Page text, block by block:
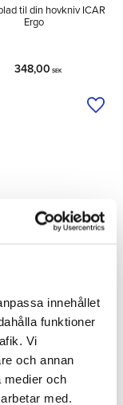
innehållet
funktioner
Vi
och annan
medier och
med.
til din hovkniv ICAR
Ergo
348,00 SEK
Diamond
hovkniv fra
Diamond.
256,00SEK